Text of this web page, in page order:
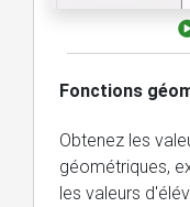
Fonctions
Obtenez les
géométriques,
les valeurs